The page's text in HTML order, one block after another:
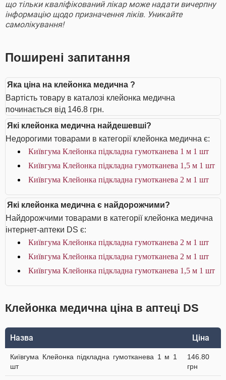
що тільки кваліфікований лікар може надати вичерпну
інформацію щодо призначення ліків. Уникайте
самолікування!
Поширені запитання
Яка ціна на клейонка медична ?
Вартість товару в каталозі клейонка медична
починається від 146.8 грн.
Які клейонка медична найдешевші?
Недорогими товарами в категорії клейонка медична є:
Київгума Клейонка підкладна гумотканева 1 м 1 шт
Київгума Клейонка підкладна гумотканева 1,5 м 1 шт
Київгума Клейонка підкладна гумотканева 2 м 1 шт
Які клейонка медична є найдорожчими?
Найдорожчими товарами в категорії клейонка медична
інтернет-аптеки DS є:
Київгума Клейонка підкладна гумотканева 2 м 1 шт
Київгума Клейонка підкладна гумотканева 2 м 1 шт
Київгума Клейонка підкладна гумотканева 1,5 м 1 шт
Клейонка медична ціна в аптеці DS
Назва Ціна
Київгума Клейонка підкладна гумотканева 1 м 1
шт
146.80
грн